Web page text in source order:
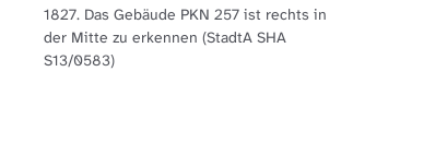
1827. Das Gebäude PKN 257 ist rechts in
der Mitte zu erkennen (StadtA SHA
S13/0583)